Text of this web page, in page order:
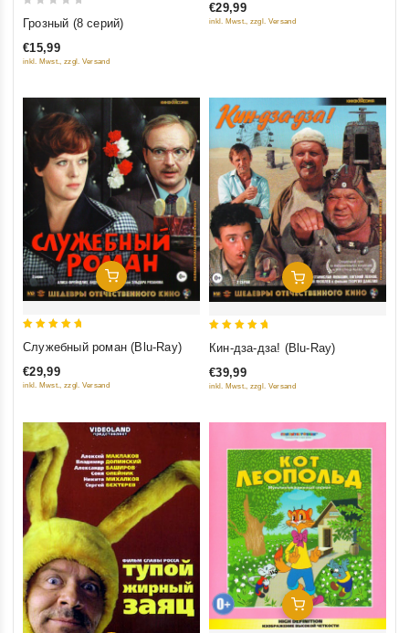
out
of
Грозный (8 серий)
€15,99
inkl. Mwst., zzgl. Versand
of
€29,99
inkl. Mwst., zzgl. Versand
Добавить В Корзину
out of 5
Служебный роман (Blu-Ray)
€29,99
inkl. Mwst., zzgl. Versand
Добавить В Корзину
out of 5
Кин-дза-дза! (Blu-Ray)
€39,99
inkl. Mwst., zzgl. Versand
Добавить В Корзину